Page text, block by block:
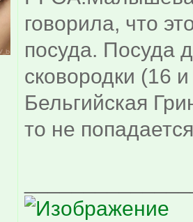
говорила, что
посуда. Посуда
сковородки (16
Бельгийская
то не